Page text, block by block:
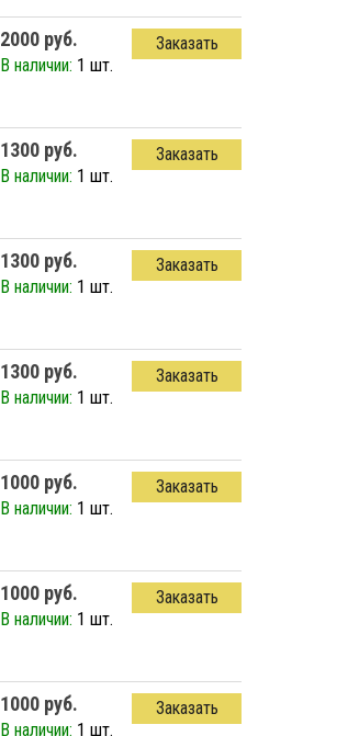
2000 руб.
В наличии: 1 шт.
Заказать
1300 руб.
В наличии: 1 шт.
Заказать
1300 руб.
В наличии: 1 шт.
Заказать
1300 руб.
В наличии: 1 шт.
Заказать
1000 руб.
В наличии: 1 шт.
Заказать
1000 руб.
В наличии: 1 шт.
Заказать
1000 руб.
В наличии: 1 шт.
Заказать